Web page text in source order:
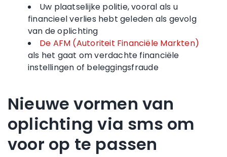
Uw plaatselijke politie, vooral als u
financieel verlies hebt geleden als gevolg
van de oplichting
De AFM (Autoriteit Financiële Markten)
als het gaat om verdachte financiële
instellingen of beleggingsfraude
Nieuwe vormen van
oplichting via sms om
voor op te passen